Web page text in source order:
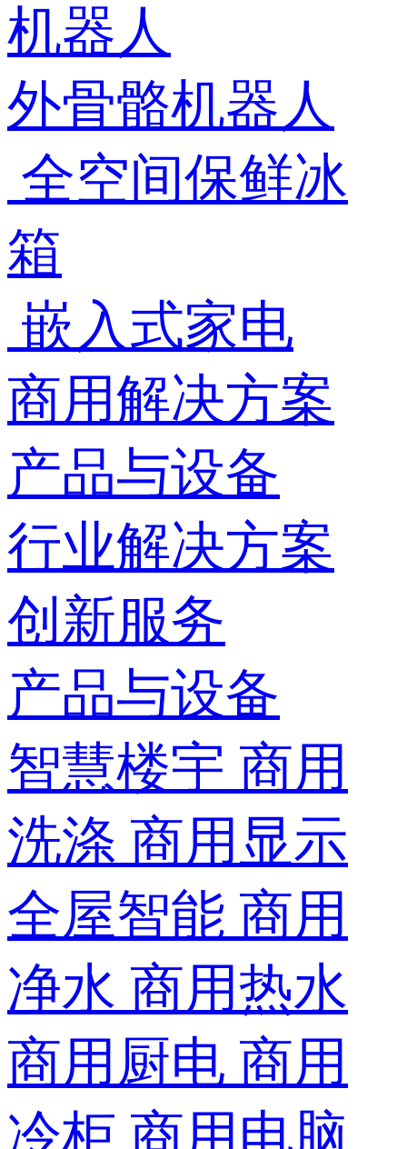
机器人
外骨骼机器人
全空间保鲜冰
箱
嵌入式家电
商用解决方案
产品与设备
行业解决方案
创新服务
产品与设备
智慧楼宇 商用
洗涤 商用显示
全屋智能 商用
净水 商用热水
商用厨电 商用
冷柜 商用电脑